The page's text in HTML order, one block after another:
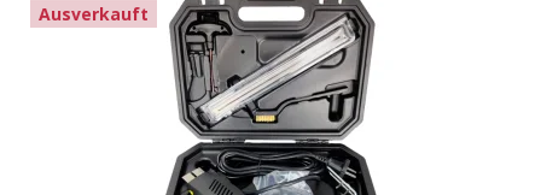
Ausverkauft